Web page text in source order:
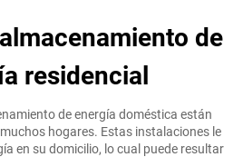
de
residencial
de energía doméstica están
hogares. Estas instalaciones le
en su domicilio, lo cual puede resultar